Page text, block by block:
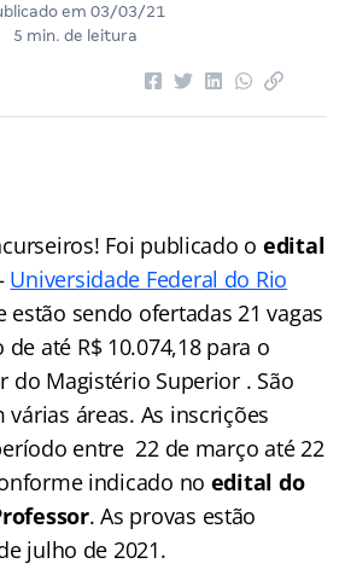
em 03/03/21
5 min. de leitura
Foi publicado o edital
Universidade Federal do Rio
estão sendo ofertadas 21 vagas
até R$ 10.074,18 para o
do Magistério Superior . São
áreas. As inscrições
entre 22 de março até 22
indicado no edital do
. As provas estão
julho de 2021.